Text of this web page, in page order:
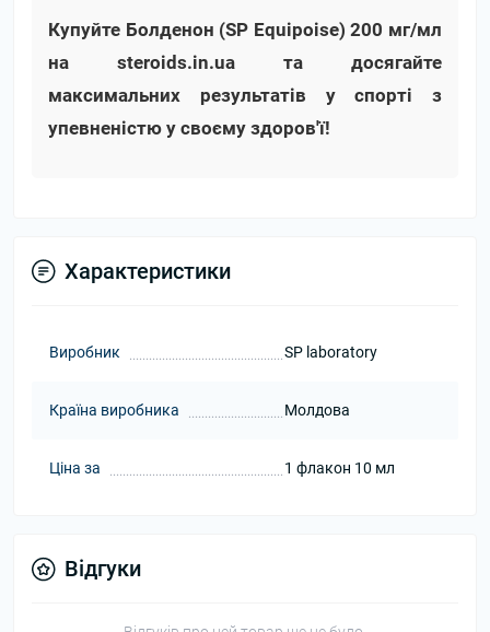
Купуйте Болденон (SP Equipoise) 200 мг/мл
на steroids.in.ua та досягайте
максимальних результатів у спорті з
упевненістю у своєму здоров'ї!
Характеристики
Виробник SP laboratory
Країна виробника Молдова
Ціна за 1 флакон 10 мл
Відгуки